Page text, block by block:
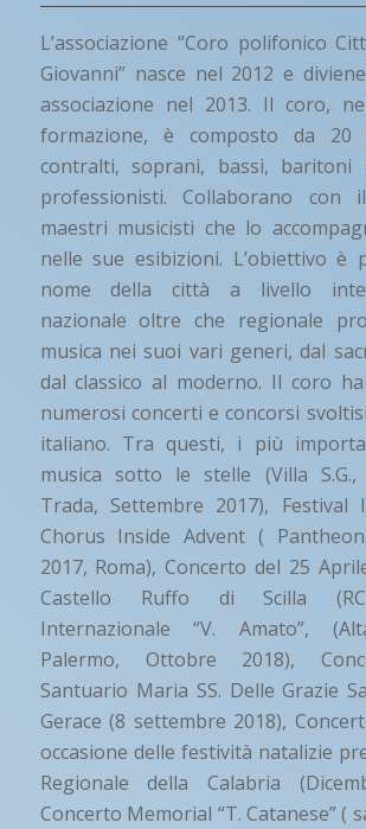
L’associazione “Coro polifonico
Giovanni” nasce nel 2012 e
associazione nel 2013. Il coro,
formazione, è composto da 20
contralti, soprani, bassi,
professionisti. Collaborano con
maestri musicisti che lo
nelle sue esibizioni. L’obiettivo è
nome della città a livello
nazionale oltre che regionale
musica nei suoi vari generi, dal
dal classico al moderno. Il coro
numerosi concerti e concorsi
italiano. Tra questi, i più
musica sotto le stelle (Villa
Trada, Settembre 2017), Festival
Chorus Inside Advent (
2017, Roma), Concerto del 25
Castello Ruffo di Scilla
Internazionale “V. Amato”,
Palermo, Ottobre 2018),
Santuario Maria SS. Delle Grazie
Gerace (8 settembre 2018),
occasione delle festività natalizie
Regionale della Calabria
Concerto Memorial “T. Catanese” (